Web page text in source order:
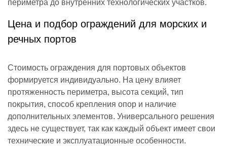
периметра до внутренних технологических участков.
Цена и подбор ограждений для морских и
речных портов
Стоимость ограждения для портовых объектов
формируется индивидуально. На цену влияет
протяженность периметра, высота секций, тип
покрытия, способ крепления опор и наличие
дополнительных элементов. Универсального решения
здесь не существует, так как каждый объект имеет свои
технические и эксплуатационные особенности.